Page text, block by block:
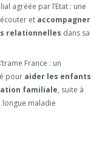
agréée par l’Etat : une
et accompagner
relationnelles dans sa
France : un
pour aider les enfants
familiale, suite à
longue maladie